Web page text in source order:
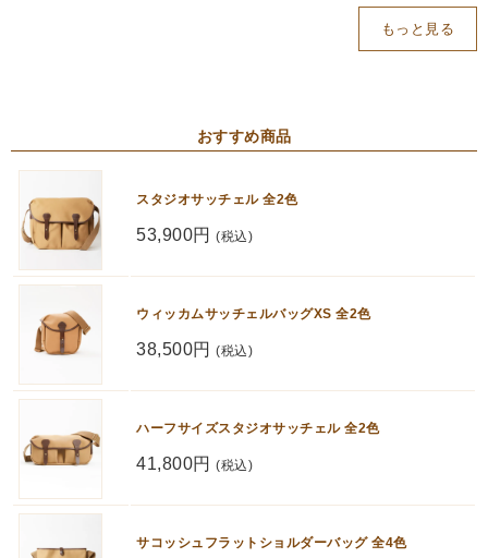
もっと見る
おすすめ商品
スタジオサッチェル 全2色
53,900円 (税込)
ウィッカムサッチェルバッグXS 全2色
38,500円 (税込)
ハーフサイズスタジオサッチェル 全2色
41,800円 (税込)
サコッシュフラットショルダーバッグ 全4色